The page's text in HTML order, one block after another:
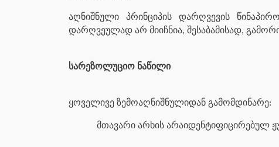
აღნიშნული პრინციპის დარღვევის
დარღვეულად არ მიიჩნია, შესაბამისად,
სარეზოლუციო ნაწილი
ყოველივე ზემოაღნიშნულიდან გამომდინარე:
მთავარი არხის არაიდენტიფიცირებულ